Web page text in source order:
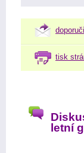
tisk
letní